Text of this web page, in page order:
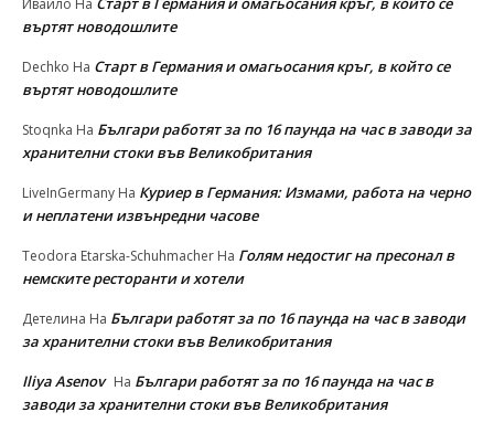
Ивайло На
въртят новодошлите
Dechko На Старт в Германия и омагьосания кръг, в който се
въртят новодошлите
Stoqnka На Българи работят за по 16 паунда на час в заводи за
хранителни стоки във Великобритания
LiveInGermany На Куриер в Германия: Измами, работа на черно
и неплатени извънредни часове
Teodora Etarska-Schuhmacher На Голям недостиг на пресонал в
немските ресторанти и хотели
Детелина На Българи работят за по 16 паунда на час в заводи
за хранителни стоки във Великобритания
Iliya Asenov На Българи работят за по 16 паунда на час в
заводи за хранителни стоки във Великобритания